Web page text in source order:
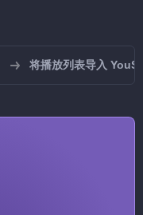
将播放列表导入